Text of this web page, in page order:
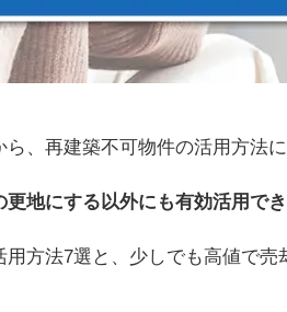
、再建築不可物件の活用方法
更地にする以外にも有効活用で
方法7選と、少しでも高値で売